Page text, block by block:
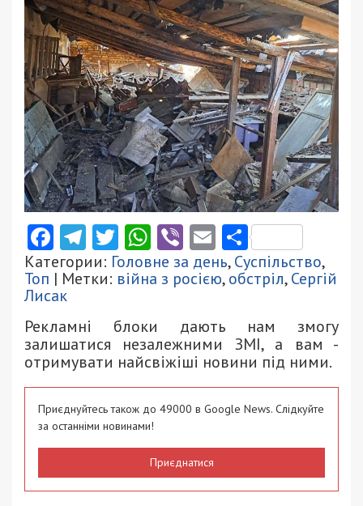
Facebook
Telegram
Twitter
WhatsApp
ViberEmail
Категории: Головне за день,Суспільство,
Топ | Метки: війна з росією,обстріл,Сергій
Лисак
Рекламні блоки дають нам змогу
залишатися незалежними ЗМІ, а вам -
отримувати найсвіжіші новини під ними.
Приєднуйтесь також до 49000 в Google News. Слідкуйте
за останніми новинами!
Приєднатися